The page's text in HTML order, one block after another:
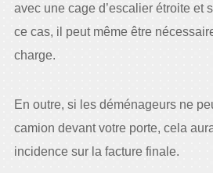
avec une cage d’escalier étroite et
ce cas, il peut même être
charge.
En outre, si les déménageurs ne
camion devant votre porte, cela
incidence sur la facture finale.